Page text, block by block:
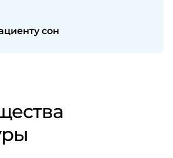
сон